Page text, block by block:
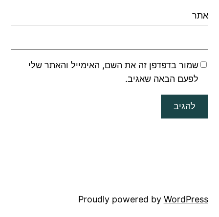
אתר
שמור בדפדפן זה את השם, האימייל והאתר שלי
לפעם הבאה שאגיב.
Proudly powered by WordPress